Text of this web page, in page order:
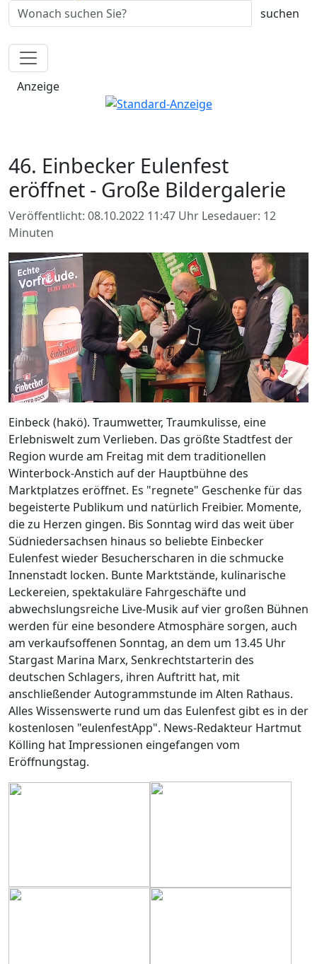
Anzeige
46. Einbecker Eulenfest
eröffnet - Große Bildergalerie
Veröffentlicht: 08.10.2022 11:47 Uhr Lesedauer: 12
Minuten
Einbeck (hakö). Traumwetter, Traumkulisse, eine
Erlebniswelt zum Verlieben. Das größte Stadtfest der
Region wurde am Freitag mit dem traditionellen
Winterbock-Anstich auf der Hauptbühne des
Marktplatzes eröffnet. Es "regnete" Geschenke für das
begeisterte Publikum und natürlich Freibier. Momente,
die zu Herzen gingen. Bis Sonntag wird das weit über
Südniedersachsen hinaus so beliebte Einbecker
Eulenfest wieder Besucherscharen in die schmucke
Innenstadt locken. Bunte Marktstände, kulinarische
Leckereien, spektakuläre Fahrgeschäfte und
abwechslungsreiche Live-Musik auf vier großen Bühnen
werden für eine besondere Atmosphäre sorgen, auch
am verkaufsoffenen Sonntag, an dem um 13.45 Uhr
Stargast Marina Marx, Senkrechtstarterin des
deutschen Schlagers, ihren Auftritt hat, mit
anschließender Autogrammstunde im Alten Rathaus.
Alles Wissenswerte rund um das Eulenfest gibt es in der
kostenlosen "eulenfestApp". News-Redakteur Hartmut
Kölling hat Impressionen eingefangen vom
Eröffnungstag.